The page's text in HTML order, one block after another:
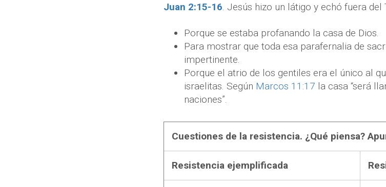
Juan 2:15-16. Jesús hizo un látigo y echó fuera
Porque se estaba profanando la casa de Dios.
Para mostrar que toda esa parafernalia de
impertinente.
Porque el atrio de los gentiles era el único al
israelitas. Según Marcos 11:17 la casa “será
naciones”.
Cuestiones de la resistencia. ¿Qué piensa?
Resistencia ejemplificada